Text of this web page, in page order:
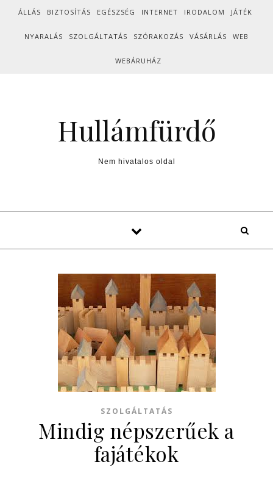
Skip to content
ÁLLÁS BIZTOSÍTÁS EGÉSZSÉG INTERNET IRODALOM JÁTÉK
NYARALÁS SZOLGÁLTATÁS SZÓRAKOZÁS VÁSÁRLÁS WEB
WEBÁRUHÁZ
Hullámfürdő
Nem hivatalos oldal
SZOLGÁLTATÁS
Mindig népszerűek a
fajátékok